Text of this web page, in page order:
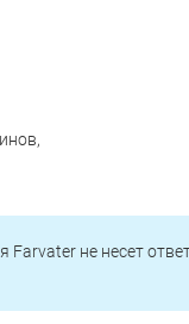
не несет